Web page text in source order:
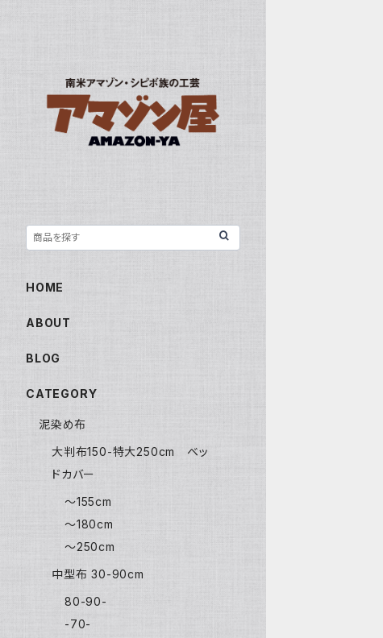
HOME
ABOUT
BLOG
CATEGORY
泥染め布
大判布150-特大250cm ベッ
ドカバー
〜155cm
〜180cm
〜250cm
中型布 30-90cm
80-90-
-70-